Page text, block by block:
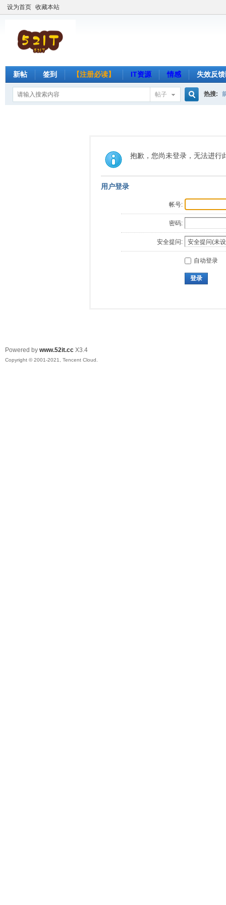
设为首页 收藏本站
新帖 签到 【注册必读】 IT资源 情感 失效反
帖子
索
热搜:
抱歉，您尚未登录，无法进行
用户登录
帐号:
密码:
安全提问:
自动登录
登录
Powered by www.52it.cc X3.4
Copyright © 2001-2021, Tencent Cloud.